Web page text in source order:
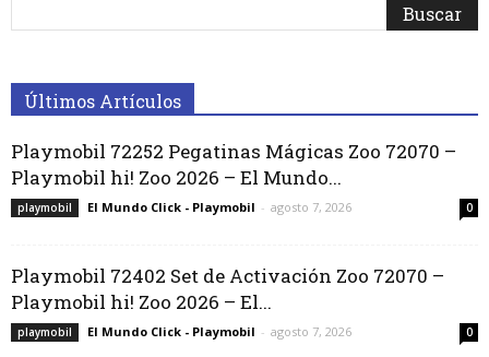
Últimos Artículos
Playmobil 72252 Pegatinas Mágicas Zoo 72070 –
Playmobil hi! Zoo 2026 – El Mundo...
playmobil El Mundo Click - Playmobil - agosto 7, 2026 0
Playmobil 72402 Set de Activación Zoo 72070 –
Playmobil hi! Zoo 2026 – El...
playmobil El Mundo Click - Playmobil - agosto 7, 2026 0